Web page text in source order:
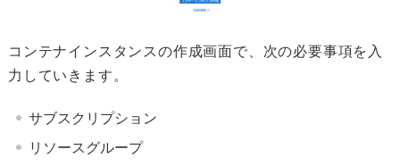
コンテナインスタンスの作成画面で、次の必要事項を入
力していきます。
サブスクリプション
リソースグループ